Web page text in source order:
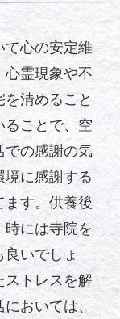
て心の安定維
心霊現象や不
清めること
ることで、空
での感謝の気
に感謝する
ます。供養後
時には寺院を
いでしょ
ストレスを解
においては、